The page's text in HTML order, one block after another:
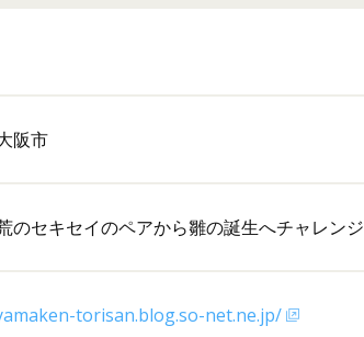
阪市
のセキセイのペアから雛の誕生へチャレンジ
torisan.blog.so-net.ne.jp/